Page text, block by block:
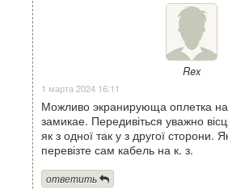
Rex
1 марта 2024 16:11
Можливо экранирующа оплетка
замикае. Передивіться уважно
як з одної так у з другої сторони.
перевізте сам кабель на к. з.
ответить